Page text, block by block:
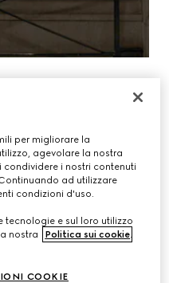
per migliorare la
agevolare la nostra
i nostri contenuti
ad utilizzare
condizioni d'uso.
tecnologie e sul loro utilizzo
nostra
Politica sui cookie
COOKIE